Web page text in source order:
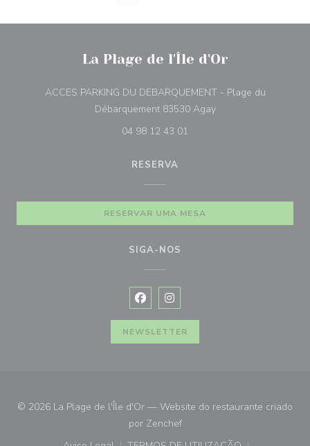
La Plage de l'Île d'Or
ACCES PARKING DU DEBARQUEMENT - Plage du
Débarquement 83530 Agay((abre numa nova
04 98 12 43 01
RESERVA
RESERVAR UMA MESA
SIGA-NOS
Facebook ((abre numa nova janela))
Instagram ((abre numa nova
NEWSLETTER
© 2026 La Plage de l'Île d'Or — Website do restaurante criado
por Zenchef((abre numa nova janela))